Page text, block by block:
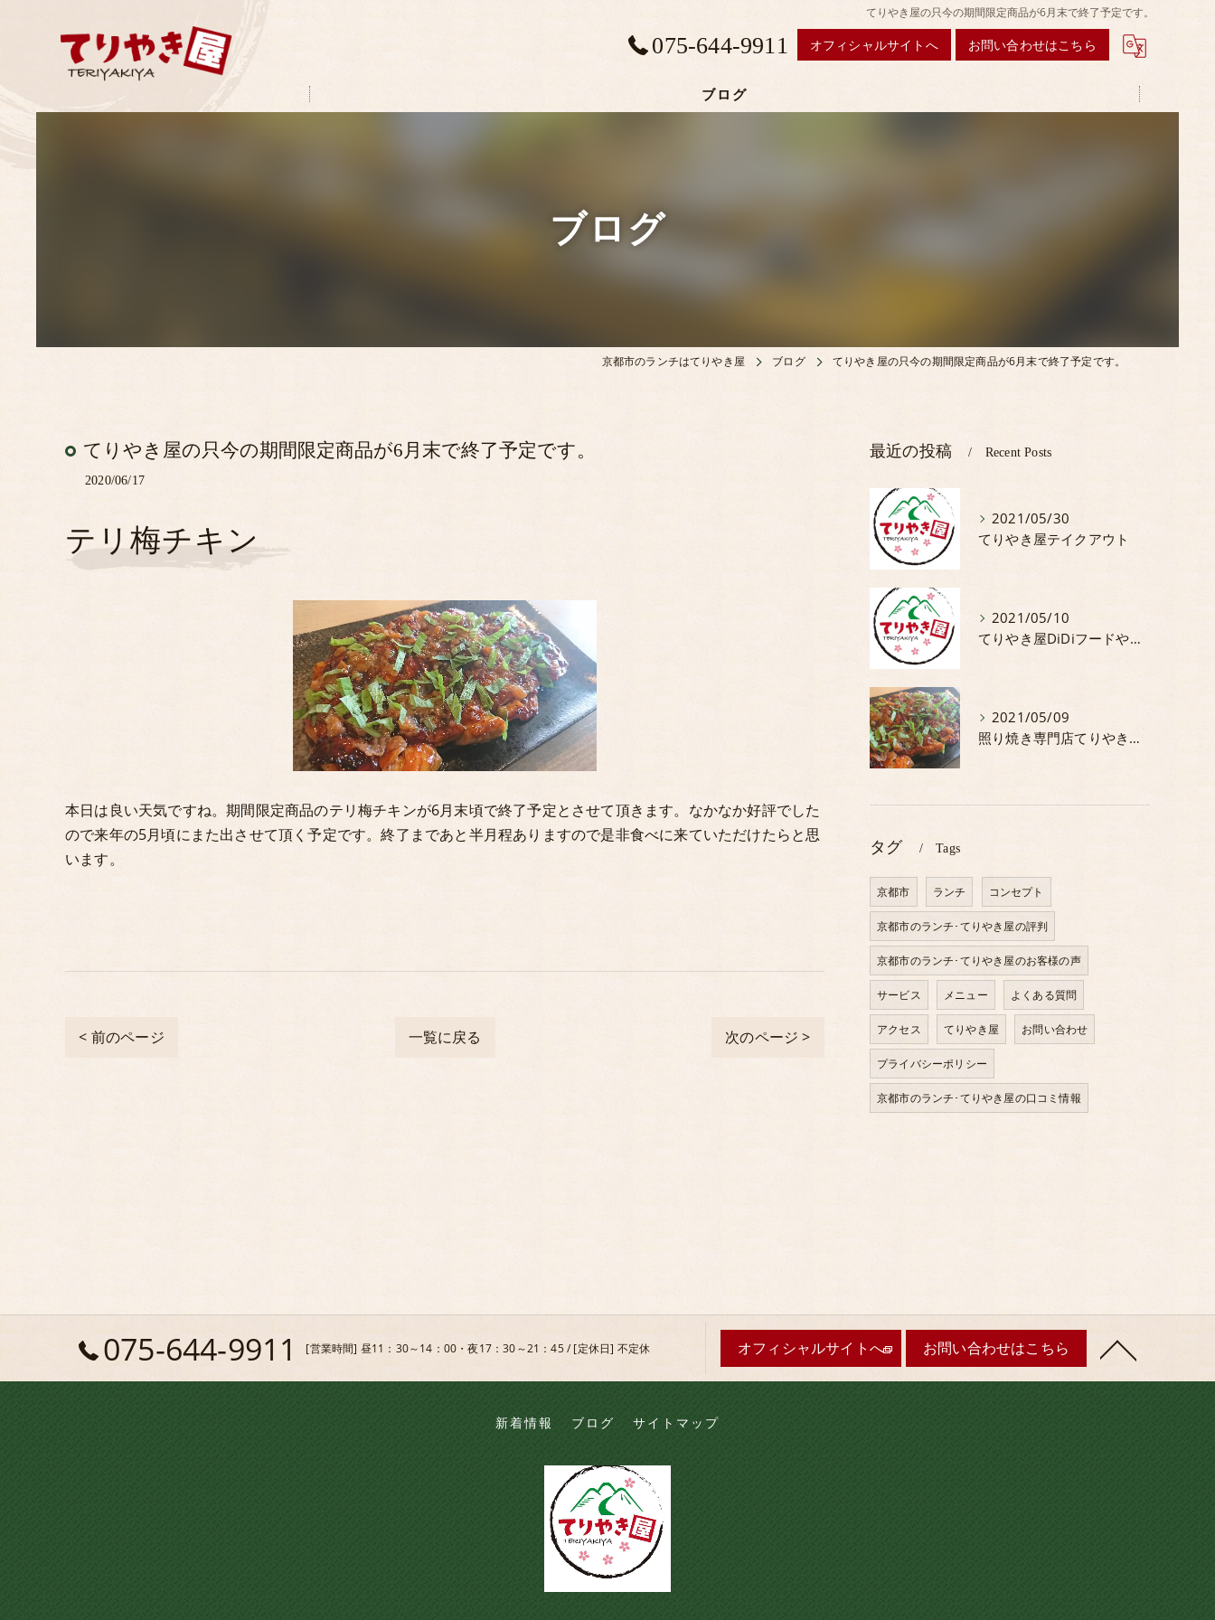
てりやき屋の只今の期間限定商品が6月末で終了予定です。
075-644-9911 オフィシャルサイトへ お問い合わせはこちら
ブログ
ブログ
京都市のランチはてりやき屋 ブログ てりやき屋の只今の期間限定商品が6月末で終了予定です。
てりやき屋の只今の期間限定商品が6月末で終了予定です。
2020/06/17
テリ梅チキン
本日は良い天気ですね。期間限定商品のテリ梅チキンが6月末頃で終了予定とさせて頂きます。なかなか好評でした
ので来年の5月頃にまた出させて頂く予定です。終了まであと半月程ありますので是非食べに来ていただけたらと思
います。
< 前のページ 一覧に戻る 次のページ >
最近の投稿 Recent Posts
2021/05/30
てりやき屋テイクアウト
2021/05/10
てりやき屋DiDiフードやってます。
2021/05/09
照り焼き専門店てりやき屋5月からの期間限定商品
タグ Tags
京都市 ランチ コンセプト
京都市のランチ･てりやき屋の評判
京都市のランチ･てりやき屋のお客様の声
サービス メニュー よくある質問
アクセス てりやき屋 お問い合わせ
プライバシーポリシー
京都市のランチ･てりやき屋の口コミ情報
075-644-9911 [営業時間] 昼11：30～14：00・夜17：30～21：45 / [定休日] 不定休 オフィシャルサイトへ お問い合わせはこちら
新着情報 ブログ サイトマップ